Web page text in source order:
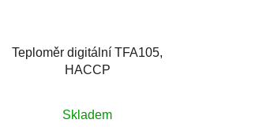
Teploměr digitální TFA105,
HACCP
Skladem